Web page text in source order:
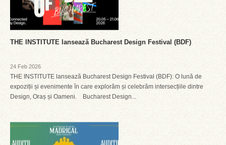
THE INSTITUTE lansează Bucharest Design Festival (BDF)
24 Feb 2026
THE INSTITUTE lansează Bucharest Design Festival (BDF): O lună de
expoziții și evenimente în care explorăm și celebrăm intersecțiile dintre
Design, Oraș și Oameni. Bucharest Design...